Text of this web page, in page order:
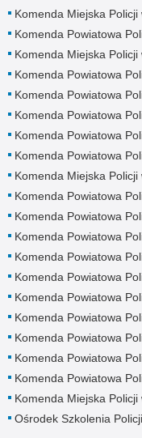
Komenda Miejska Policji
Komenda Powiatowa
Komenda Miejska Policji
Komenda Powiatowa
Komenda Powiatowa
Komenda Powiatowa
Komenda Powiatowa
Komenda Powiatowa
Komenda Miejska Policji
Komenda Powiatowa
Komenda Powiatowa
Komenda Powiatowa
Komenda Powiatowa
Komenda Powiatowa
Komenda Powiatowa
Komenda Powiatowa
Komenda Powiatowa
Komenda Powiatowa
Komenda Powiatowa
Komenda Miejska Policji
Ośrodek Szkolenia